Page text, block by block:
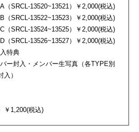
（SRCL-13520~13521）￥2,000(税込)
（SRCL-13522~13523）￥2,000(税込)
（SRCL-13524~13525）￥2,000(税込)
（SRCL-13526~13527）￥2,000(税込)
特典
ー封入・メンバー生写真（各TYPE別
）
￥1,200(税込)